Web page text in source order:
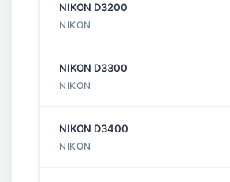
NIKON D3200
NIKON
NIKON D3300
NIKON
NIKON D3400
NIKON